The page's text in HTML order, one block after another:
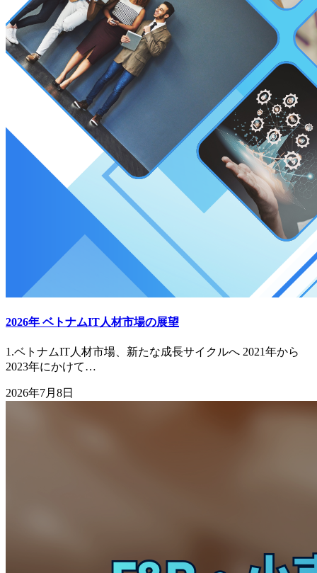
2026年 ベトナムIT人材市場の展望
1.ベトナムIT人材市場、新たな成長サイクルへ 2021年から
2023年にかけて…
2026年7月8日